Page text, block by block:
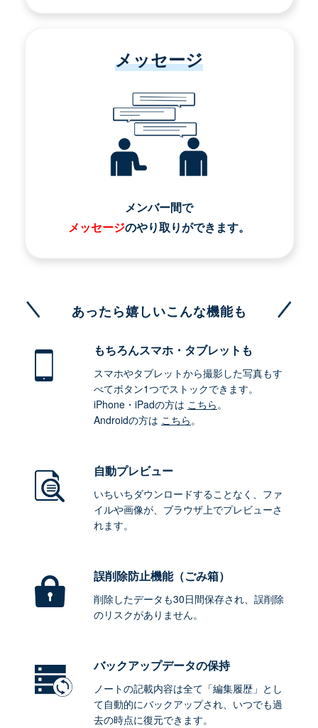
メッセージ
メンバー間で
メッセージのやり取りができます。
あったら嬉しいこんな機能も
もちろんスマホ・タブレットも
スマホやタブレットから撮影した写真もす
べてボタン1つでストックできます。
iPhone・iPadの方は こちら。
Androidの方は こちら。
自動プレビュー
いちいちダウンロードすることなく、ファ
イルや画像が、ブラウザ上でプレビューさ
れます。
誤削除防止機能（ごみ箱）
削除したデータも30日間保存され、誤削除
のリスクがありません。
バックアップデータの保持
ノートの記載内容は全て「編集履歴」とし
て自動的にバックアップされ、いつでも過
去の時点に復元できます。